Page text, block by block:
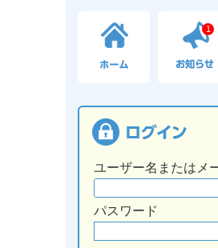
1
ユーザー名またはメ
パスワード